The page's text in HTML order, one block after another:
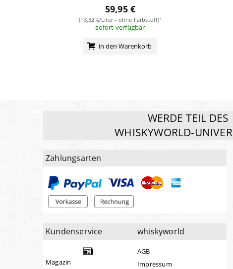
59,95 €
(13,32 €/Liter - ohne Farbstoff)¹
sofort verfügbar
in den Warenkorb
WERDE TEIL DES
WHISKYWORLD-
Zahlungsarten
Kundenservice
Magazin
whiskyworld
AGB
Impressum